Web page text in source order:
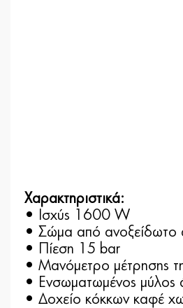
Χαρακτηριστικά:
• Ισχύς 1600 W
• Σώμα από ανοξείδωτο
• Πίεση 15 bar
• Μανόμετρο μέτρησης
• Ενσωματωμένος μύλος
• Δοχείο κόκκων καφέ